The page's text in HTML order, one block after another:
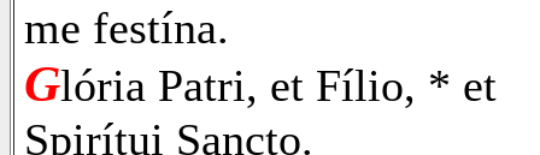
me festína.
Glória Patri, et Fílio, * et
Spirítui Sancto.